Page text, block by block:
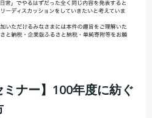
ミナー】100年度に紡ぐ